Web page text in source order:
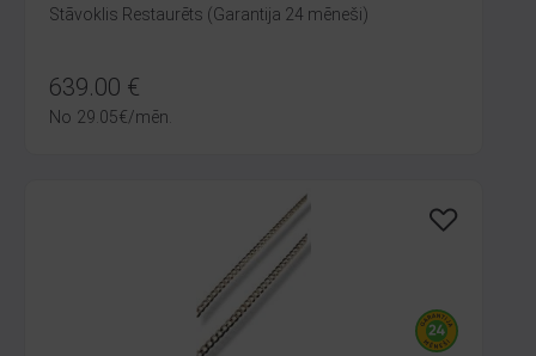
Stāvoklis Restaurēts (Garantija 24 mēneši)
639.00 €
No 29.05€/mēn.